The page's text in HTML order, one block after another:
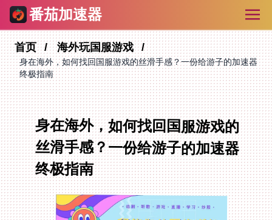
番茄加速器
首页 海外玩国服游戏
身在海外，如何找回国服游戏的丝滑手感？一份给游子的加速器
终极指南
身在海外，如何找回国服游戏的
丝滑手感？一份给游子的加速器
终极指南